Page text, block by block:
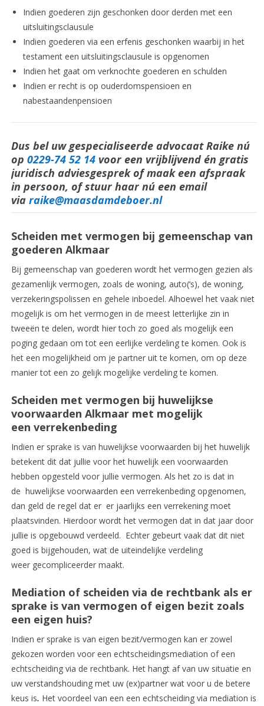
Indien goederen zijn geschonken door derden met een
uitsluitingsclausule
Indien goederen via een erfenis geschonken waarbij in het
testament een uitsluitingsclausule is opgenomen
Indien het gaat om verknochte goederen en schulden
Indien er recht is op ouderdomspensioen en
nabestaandenpensioen
Dus bel uw gespecialiseerde advocaat Raike nú
op 0229-74 52 14 voor een vrijblijvend én gratis
juridisch adviesgesprek of maak een afspraak
in persoon, of stuur haar nú een email
via raike@maasdamdeboer.nl
Scheiden met vermogen bij gemeenschap van
goederen Alkmaar
Bij gemeenschap van goederen wordt het vermogen gezien als
gezamenlijk vermogen, zoals de woning, auto(‘s), de woning,
verzekeringspolissen en gehele inboedel. Alhoewel het vaak niet
mogelijk is om het vermogen in de meest letterlijke zin in
tweeën te delen, wordt hier toch zo goed als mogelijk een
poging gedaan om tot een eerlijke verdeling te komen. Ook is
het een mogelijkheid om je partner uit te komen, om op deze
manier tot een zo gelijk mogelijke verdeling te komen.
Scheiden met vermogen bij huwelijkse
voorwaarden Alkmaar met mogelijk
een verrekenbeding
Indien er sprake is van huwelijkse voorwaarden bij het huwelijk
betekent dit dat jullie voor het huwelijk een voorwaarden
hebben opgesteld voor jullie vermogen. Als het zo is dat in
de huwelijkse voorwaarden een verrekenbeding opgenomen,
dan geld de regel dat er er jaarlijks een verrekening moet
plaatsvinden. Hierdoor wordt het vermogen dat in dat jaar door
jullie is opgebouwd verdeeld. Echter gebeurt vaak dat dit niet
goed is bijgehouden, wat de uiteindelijke verdeling
weer gecompliceerder maakt.
Mediation of scheiden via de rechtbank als er
sprake is van vermogen of eigen bezit zoals
een eigen huis?
Indien er sprake is van eigen bezit/vermogen kan er zowel
gekozen worden voor een echtscheidingsmediation of een
echtscheiding via de rechtbank. Het hangt af van uw situatie en
uw verstandshouding met uw (ex)partner wat voor u de betere
keus is. Het voordeel van een een echtscheiding via mediation is